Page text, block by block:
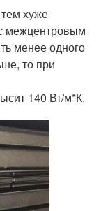
хуже
межцентровым
менее одного
то при
140 Вт/м*К.